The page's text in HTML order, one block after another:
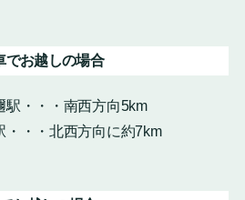
でお越しの場合
駅・・・南西方向5km
・・・北西方向に約7km